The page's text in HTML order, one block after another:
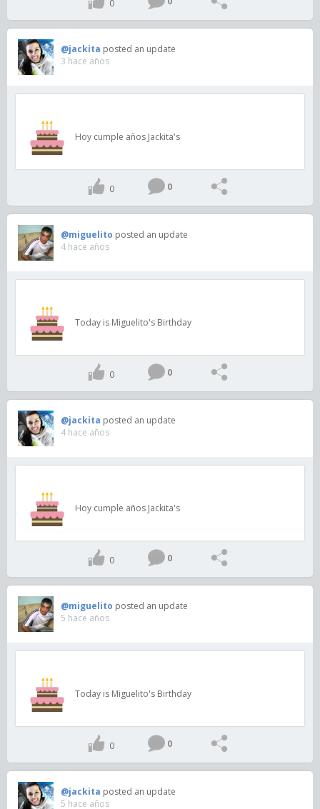
0
@jackita posted an update
3 hace años
Hoy cumple años Jackita's
0 0
@miguelito posted an update
4 hace años
Today is Miguelito's Birthday
0 0
@jackita posted an update
4 hace años
Hoy cumple años Jackita's
0 0
@miguelito posted an update
5 hace años
Today is Miguelito's Birthday
0 0
@jackita posted an update
5 hace años